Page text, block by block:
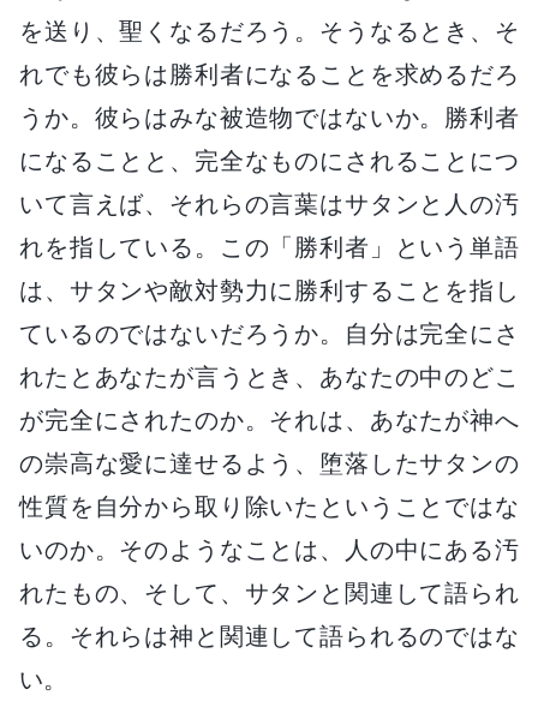
を送り、聖くなるだろう。そうなるとき、そ
れでも彼らは勝利者になることを求めるだろ
うか。彼らはみな被造物ではないか。勝利者
になることと、完全なものにされることにつ
いて言えば、それらの言葉はサタンと人の汚
れを指している。この「勝利者」という単語
は、サタンや敵対勢力に勝利することを指し
ているのではないだろうか。自分は完全にさ
れたとあなたが言うとき、あなたの中のどこ
が完全にされたのか。それは、あなたが神へ
の崇高な愛に達せるよう、堕落したサタンの
性質を自分から取り除いたということではな
いのか。そのようなことは、人の中にある汚
れたもの、そして、サタンと関連して語られ
る。それらは神と関連して語られるのではな
い。